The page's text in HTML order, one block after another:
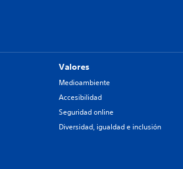
Valores
Medioambiente
Accesibilidad
Seguridad online
Diversidad, igualdad e inclusión